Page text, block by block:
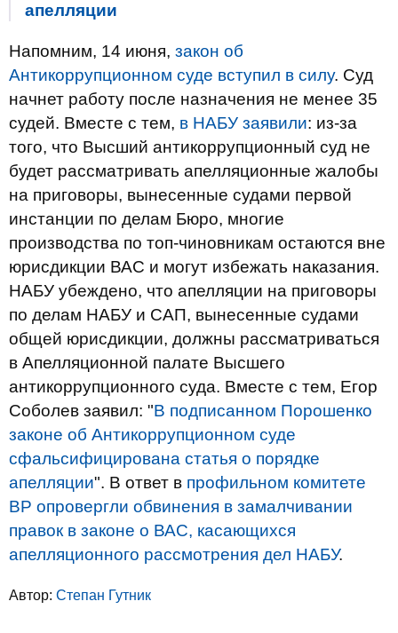
апелляции
Напомним, 14 июня, закон об
Антикоррупционном суде вступил в силу. Суд
начнет работу после назначения не менее 35
судей. Вместе с тем, в НАБУ заявили: из-за
того, что Высший антикоррупционный суд не
будет рассматривать апелляционные жалобы
на приговоры, вынесенные судами первой
инстанции по делам Бюро, многие
производства по топ-чиновникам остаются вне
юрисдикции ВАС и могут избежать наказания.
НАБУ убеждено, что апелляции на приговоры
по делам НАБУ и САП, вынесенные судами
общей юрисдикции, должны рассматриваться
в Апелляционной палате Высшего
антикоррупционного суда. Вместе с тем, Егор
Соболев заявил: "В подписанном Порошенко
законе об Антикоррупционном суде
сфальсифицирована статья о порядке
апелляции". В ответ в профильном комитете
ВР опровергли обвинения в замалчивании
правок в законе о ВАС, касающихся
апелляционного рассмотрения дел НАБУ.
Автор: Степан Гутник